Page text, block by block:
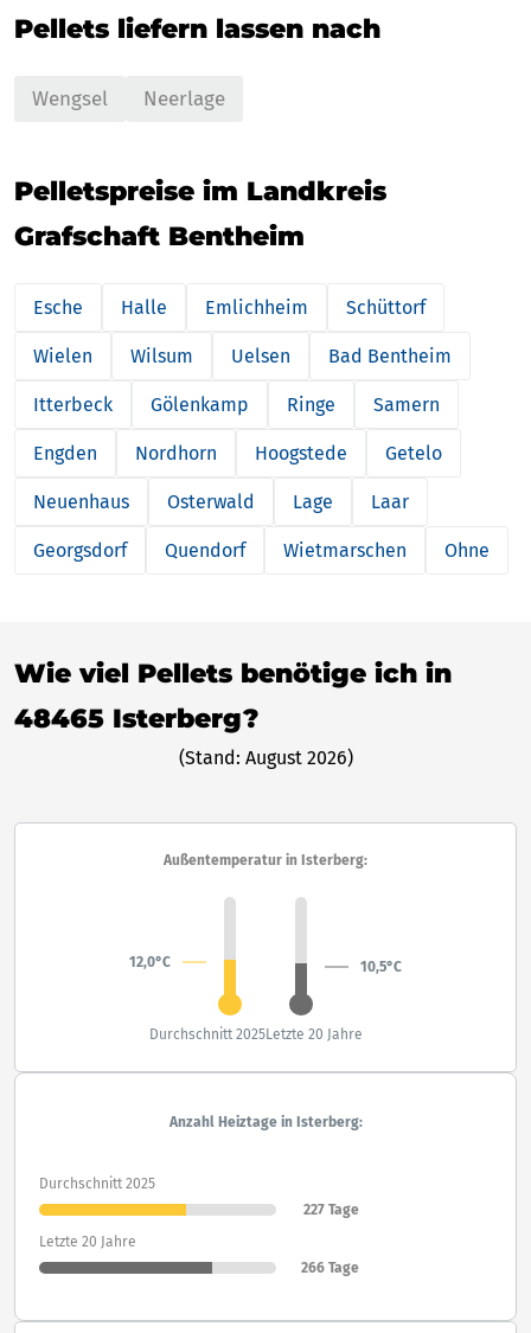
Pellets liefern lassen nach
Wengsel Neerlage
Pelletspreise im Landkreis
Grafschaft Bentheim
Esche Halle Emlichheim Schüttorf
Wielen Wilsum Uelsen Bad Bentheim
Itterbeck Gölenkamp Ringe Samern
Engden Nordhorn Hoogstede Getelo
Neuenhaus Osterwald Lage Laar
Georgsdorf Quendorf Wietmarschen Ohne
Wie viel Pellets benötige ich in
48465 Isterberg?
(Stand: August 2026)
Außentemperatur in Isterberg:
12,0°C 10,5°C
Durchschnitt 2025Letzte 20 Jahre
Anzahl Heiztage in Isterberg:
Durchschnitt 2025
227 Tage
Letzte 20 Jahre
266 Tage